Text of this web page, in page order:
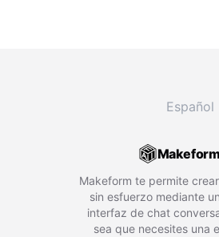
Makeform
Makeform te permite
sin esfuerzo mediante
interfaz de chat
sea que necesites una